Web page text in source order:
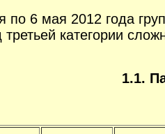
по 6 мая 2012 года
категории
1.1.